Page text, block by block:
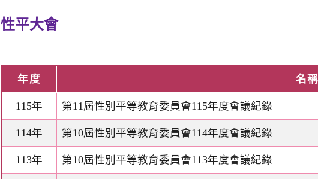
性平大會
年度 名
115年 第11屆性別平等教育委員會115年度會議紀錄
114年 第10屆性別平等教育委員會114年度會議紀錄
113年 第10屆性別平等教育委員會113年度會議紀錄